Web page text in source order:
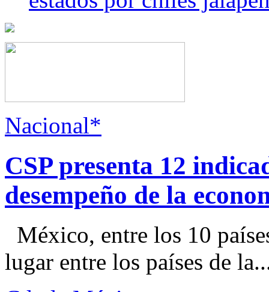
Nacional*
CSP presenta 12
desempeño de la
México, entre los 10
lugar entre los países de